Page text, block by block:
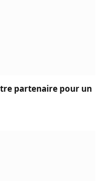
partenaire pour un